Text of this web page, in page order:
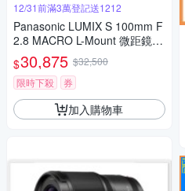
12/31前滿3萬登記送1212
Panasonic LUMIX S 100mm F
2.8 MACRO L-Mount 微距鏡頭
公司貨 S-E100
$30,875 $32,500
限時下殺
券
加入購物車